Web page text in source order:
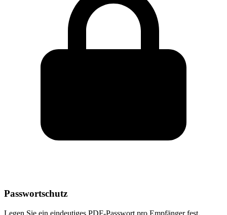
Passwortschutz
Legen Sie ein eindeutiges PDF-Passwort pro Empfänger fest.